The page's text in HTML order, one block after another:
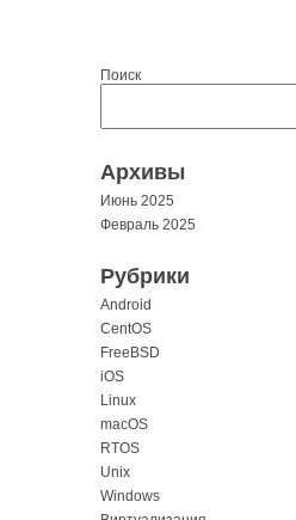
Поиск
Архивы
Июнь 2025
Февраль 2025
Рубрики
Android
CentOS
FreeBSD
iOS
Linux
macOS
RTOS
Unix
Windows